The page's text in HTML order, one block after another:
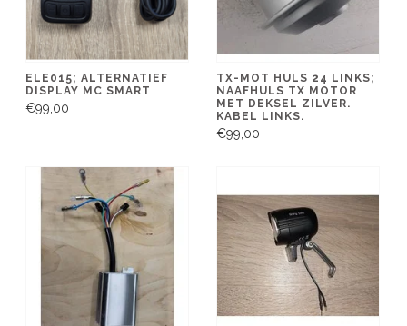
ELE015; ALTERNATIEF
DISPLAY MC SMART
€99,00
TX-MOT HULS 24 LINKS;
NAAFHULS TX MOTOR
MET DEKSEL ZILVER.
KABEL LINKS.
€99,00